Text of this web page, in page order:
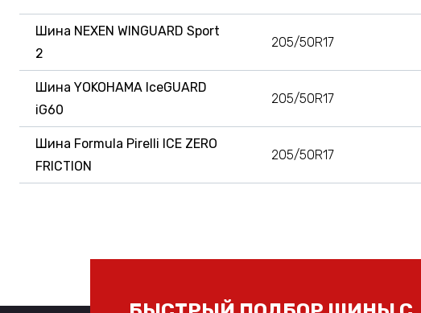
Шина NEXEN WINGUARD Sport
2
205/50R17
Шина YOKOHAMA IceGUARD
iG60
205/50R17
Шина Formula Pirelli ICE ZERO
FRICTION
205/50R17